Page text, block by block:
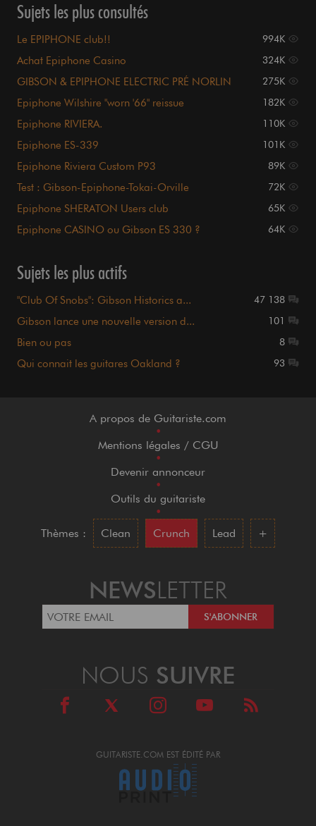
Sujets les plus consultés
Le EPIPHONE club!! 994K
Achat Epiphone Casino 324K
GIBSON & EPIPHONE ELECTRIC PRÉ NORLIN 275K
Epiphone Wilshire "worn '66" reissue 182K
Epiphone RIVIERA. 110K
Epiphone ES-339 101K
Epiphone Riviera Custom P93 89K
Test : Gibson-Epiphone-Tokai-Orville 72K
Epiphone SHERATON Users club 65K
Epiphone CASINO ou Gibson ES 330 ? 64K
Sujets les plus actifs
"Club Of Snobs": Gibson Historics a... 47 138
Gibson lance une nouvelle version d... 101
Bien ou pas 8
Qui connait les guitares Oakland ? 93
A propos de Guitariste.com
•
Mentions légales / CGU
•
Devenir annonceur
•
Outils du guitariste
•
Thèmes :
Clean Crunch Lead +
NEWSLETTER
GUITARISTE.COM EST ÉDITÉ PAR
NOUS SUIVRE